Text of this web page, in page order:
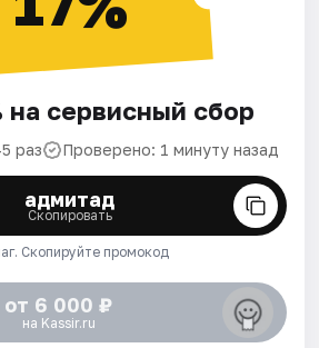
на сервисный сбор
раз Проверено: 1 минуту назад
адмитад
Скопировать
Скопируйте промокод
от 6 000 ₽
на Kassir.ru